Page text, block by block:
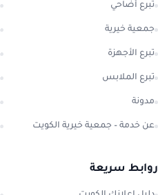
تبرع أضاحي
جمعية خيرية
تبرع الأجهزة
تبرع الملابس
مدونة
عن خدمة – جمعية خيرية الكويت
روابط سريعة